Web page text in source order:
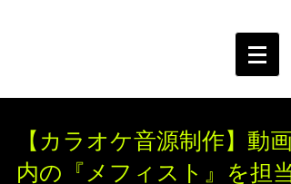
【カラオケ音源制作】動画
内の『メフィスト』を担当